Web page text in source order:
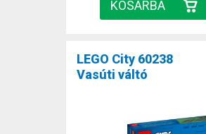
LEGO City 60238
Vasúti váltó